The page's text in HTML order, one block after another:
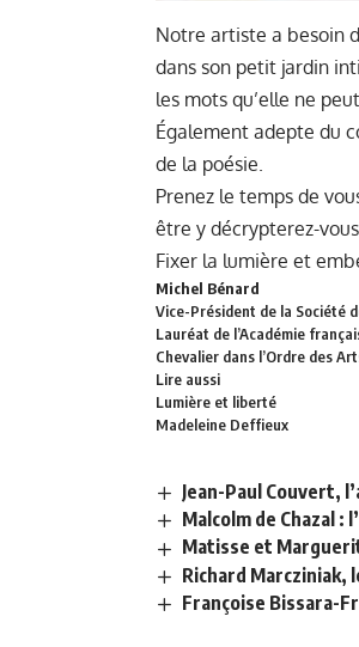
Notre artiste a besoin
dans son petit jardin
les mots qu’elle ne
Également adepte du
de la poésie.
Prenez le temps de
être y décrypterez-
Fixer la lumière et
Michel Bénard
Vice-Président de la Société
Lauréat de l’Académie
Chevalier dans l’Ordre des
Lire aussi
Lumière et liberté
Madeleine Deffieux
Jean-Paul Couvert,
Malcolm de Chazal :
Matisse et
Richard Marcziniak,
Françoise Bissara-